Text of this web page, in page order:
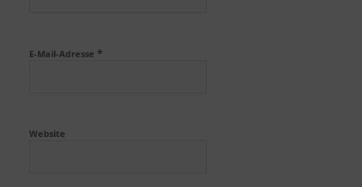
E-Mail-Adresse *
Website